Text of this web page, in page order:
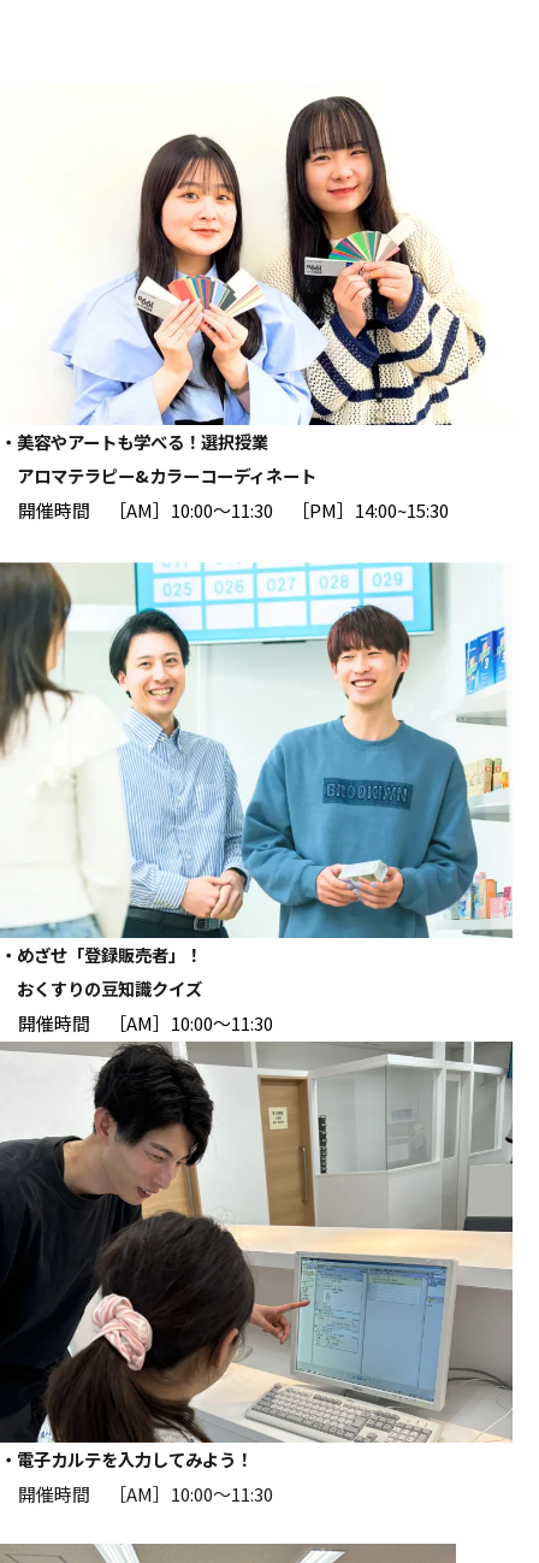
・美容やアートも学べる！選択授業
アロマテラピー&カラーコーディネート
開催時間 ［AM］10:00～11:30 ［PM］14:00~15:30
・めざせ「登録販売者」！
おくすりの豆知識クイズ
開催時間 ［AM］10:00～11:30
・電子カルテを入力してみよう！
開催時間 ［AM］10:00～11:30